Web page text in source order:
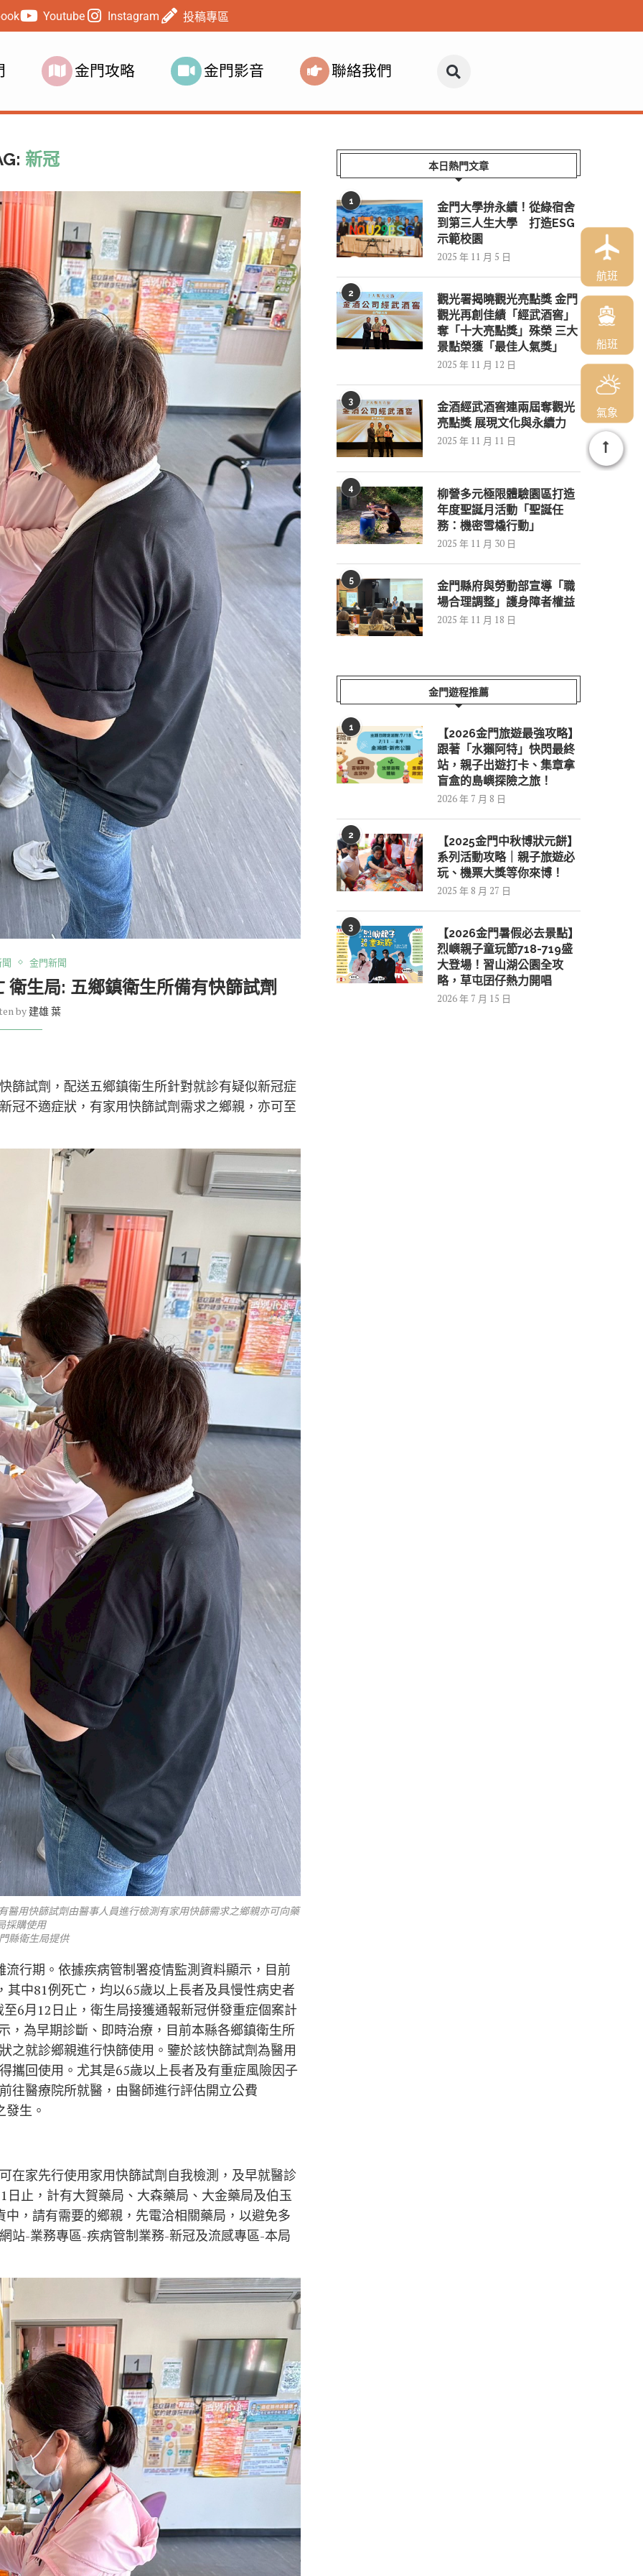
Youtube Instagram 投稿專區
金門攻略 金門影音 聯絡我們
新冠
金門新聞
生局: 五鄉鎮衛生所備有快篩試劑
by 建雄 葉
篩試劑，配送五鄉鎮衛生所針對就診有疑似新冠症
冠不適症狀，有家用快篩試劑需求之鄉親，亦可至
用快篩試劑由醫事人員進行檢測有家用快篩需求之鄉親亦可向藥
採購使用
縣衛生局提供
行期。依據疾病管制署疫情監測資料顯示，目前
中81例死亡，均以65歲以上長者及具慢性病史者
6月12日止，衛生局接獲通報新冠併發重症個案計
，為早期診斷、即時治療，目前本縣各鄉鎮衛生所
之就診鄉親進行快篩使用。鑒於該快篩試劑為醫用
攜回使用。尤其是65歲以上長者及有重症風險因子
往醫療院所就醫，由醫師進行評估開立公費
生。
在家先行使用家用快篩試劑自我檢測，及早就醫診
止，計有大賀藥局、大森藥局、大金藥局及伯玉
，請有需要的鄉親，先電洽相關藥局，以避免多
站-業務專區-疾病管制業務-新冠及流感專區-本局
本日熱門文章
1
金門大學拚永續！從綠宿舍
到第三人生大學 打造ESG
示範校園
2025 年 11 月 5 日
2
觀光署揭曉觀光亮點獎 金門
觀光再創佳績「經武酒窖」
奪「十大亮點獎」殊榮 三大
景點榮獲「最佳人氣獎」
2025 年 11 月 12 日
3
金酒經武酒窖連兩屆奪觀光
亮點獎 展現文化與永續力
2025 年 11 月 11 日
4
柳營多元極限體驗園區打造
年度聖誕月活動「聖誕任
務：機密雪橇行動」
2025 年 11 月 30 日
5
金門縣府與勞動部宣導「職
場合理調整」護身障者權益
2025 年 11 月 18 日
金門遊程推薦
1
【2026金門旅遊最強攻略】
跟著「水獺阿特」快閃最終
站，親子出遊打卡、集章拿
盲盒的島嶼探險之旅！
2026 年 7 月 8 日
2
【2025金門中秋博狀元餅】
系列活動攻略｜親子旅遊必
玩、機票大獎等你來博！
2025 年 8 月 27 日
3
【2026金門暑假必去景點】
烈嶼親子童玩節718-719盛
大登場！習山湖公園全攻
略，草屯囝仔熱力開唱
2026 年 7 月 15 日
航班
船班
氣象